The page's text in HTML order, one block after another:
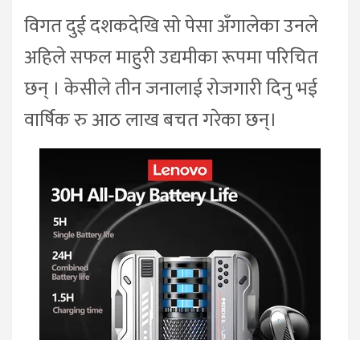
विगत दुई दशकदेखि सो पेसा अँगालेका उनले
अहिले सफल माहुरी उद्यमीका रूपमा परिचित
छन् । केसीले तीन जनालाई रोजगारी दिनु भई
वार्षिक रु आठ लाख बचत गरेका छन्।